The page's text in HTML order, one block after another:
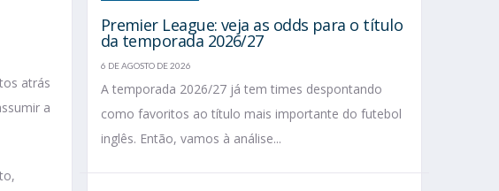
atrás
a
Premier League: veja as odds para o título
da temporada 2026/27
6 DE AGOSTO DE 2026
A temporada 2026/27 já tem times despontando
como favoritos ao título mais importante do futebol
inglês. Então, vamos à análise...